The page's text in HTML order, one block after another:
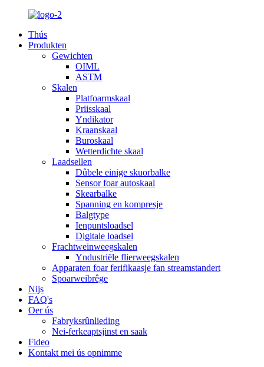
Thús
Produkten
Gewichten
OIML
ASTM
Skalen
Platfoarmskaal
Priisskaal
Yndikator
Kraanskaal
Buroskaal
Wetterdichte skaal
Laadsellen
Dûbele einige skuorbalke
Sensor foar autoskaal
Skearbalke
Spanning en kompresje
Balgtype
Ienpuntsloadsel
Digitale loadsel
Frachtweinweegskalen
Yndustriële flierweegskalen
Apparaten foar ferifikaasje fan streamstandert
Spoarweibrêge
Nijs
FAQ's
Oer ús
Fabryksrûnlieding
Nei-ferkeaptsjinst en saak
Fideo
Kontakt mei ús opnimme